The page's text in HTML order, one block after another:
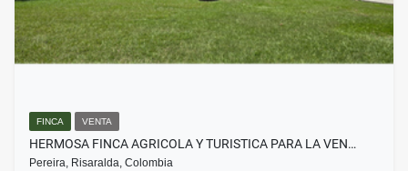
FINCA VENTA
HERMOSA FINCA AGRICOLA Y TURISTICA PARA LA VEN…
Pereira, Risaralda, Colombia